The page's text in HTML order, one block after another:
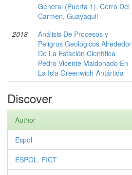
General (Puerta 1), Cerro Del
Carmen, Guayaquil
2018
Análisis De Procesos y
Peligros Geológicos Alrededor
De La Estación Científica
Pedro Vicente Maldonado En
La Isla Greenwich-Antártida
Discover
Author
Espol
ESPOL. FICT